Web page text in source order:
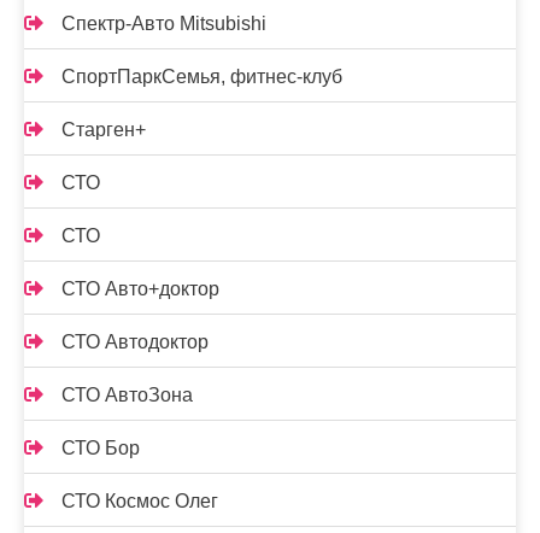
Спектр-Авто Mitsubishi
СпортПаркСемья, фитнес-клуб
Старген+
СТО
СТО
СТО Авто+доктор
СТО Автодоктор
СТО АвтоЗона
СТО Бор
СТО Космос Олег